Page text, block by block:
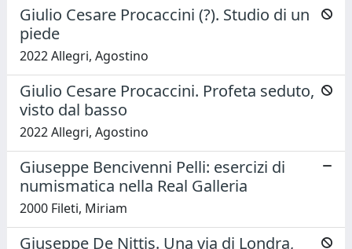
Giulio Cesare Procaccini (?). Studio di un
piede
2022 Allegri, Agostino
Giulio Cesare Procaccini. Profeta seduto,
visto dal basso
2022 Allegri, Agostino
Giuseppe Bencivenni Pelli: esercizi di
numismatica nella Real Galleria
2000 Fileti, Miriam
Giuseppe De Nittis. Una via di Londra,